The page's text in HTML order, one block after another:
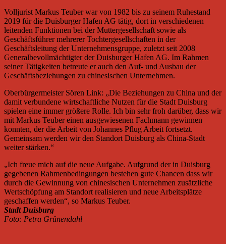
Volljurist Markus Teuber war von 1982 bis zu seinem Ruhestand
2019 für die Duisburger Hafen AG tätig, dort in verschiedenen
leitenden Funktionen bei der Muttergesellschaft sowie als
Geschäftsführer mehrerer Tochtergesellschaften in der
Geschäftsleitung der Unternehmensgruppe, zuletzt seit 2008
Generalbevollmächtigter der Duisburger Hafen AG. Im Rahmen
seiner Tätigkeiten betreute er auch den Auf- und Ausbau der
Geschäftsbeziehungen zu chinesischen Unternehmen.
Oberbürgermeister Sören Link: „Die Beziehungen zu China und der
damit verbundene wirtschaftliche Nutzen für die Stadt Duisburg
spielen eine immer größere Rolle. Ich bin sehr froh darüber, dass wir
mit Markus Teuber einen ausgewiesenen Fachmann gewinnen
konnten, der die Arbeit von Johannes Pflug Arbeit fortsetzt.
Gemeinsam werden wir den Standort Duisburg als China-Stadt
weiter stärken.“
„Ich freue mich auf die neue Aufgabe. Aufgrund der in Duisburg
gegebenen Rahmenbedingungen bestehen gute Chancen dass wir
durch die Gewinnung von chinesischen Unternehmen zusätzliche
Wertschöpfung am Standort realisieren und neue Arbeitsplätze
geschaffen werden“, so Markus Teuber.
Stadt Duisburg
Foto: Petra Grünendahl